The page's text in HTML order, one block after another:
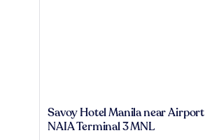
Savoy
Hotel
Savoy Hotel Manila near Airport
NAIA Terminal 3 MNL